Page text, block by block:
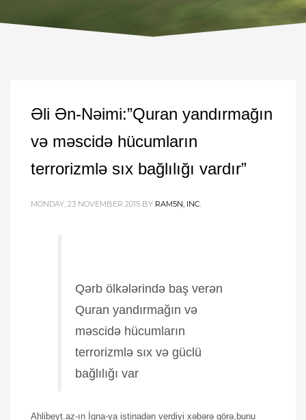
Əli Ən-Nəimi:”Quran yandırmağın
və məscidə hücumların
terrorizmlə sıx bağlılığı vardır”
MONDAY, 23 NOVEMBER 2015 BY RAM5N, INC.
Qərb ölkələrində baş verən
Quran yandırmağın və
məscidə hücumların
terrorizmlə sıx və güclü
bağlılığı var
Ahlibeyt.az-ın İqna-ya istinadən verdiyi xəbərə görə,bunu